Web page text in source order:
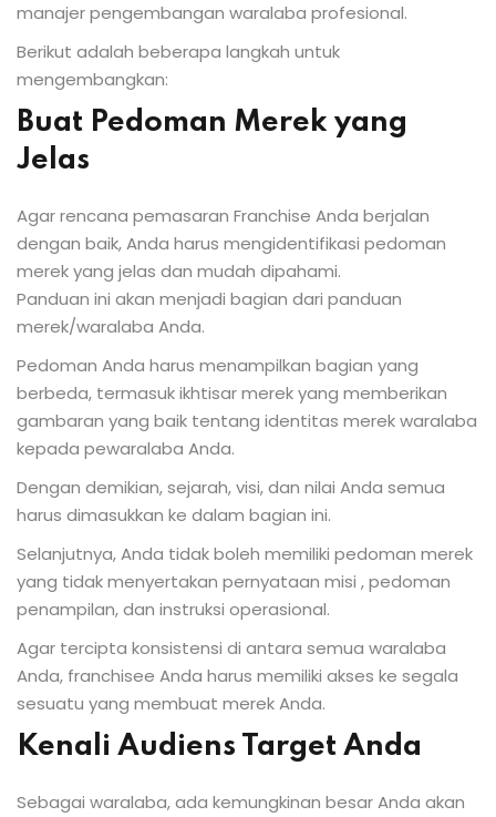
manajer pengembangan waralaba profesional.
Berikut adalah beberapa langkah untuk
mengembangkan:
Buat Pedoman Merek yang
Jelas
Agar rencana pemasaran Franchise Anda berjalan
dengan baik, Anda harus mengidentifikasi pedoman
merek yang jelas dan mudah dipahami.
Panduan ini akan menjadi bagian dari panduan
merek/waralaba Anda.
Pedoman Anda harus menampilkan bagian yang
berbeda, termasuk ikhtisar merek yang memberikan
gambaran yang baik tentang identitas merek waralaba
kepada pewaralaba Anda.
Dengan demikian, sejarah, visi, dan nilai Anda semua
harus dimasukkan ke dalam bagian ini.
Selanjutnya, Anda tidak boleh memiliki pedoman merek
yang tidak menyertakan pernyataan misi , pedoman
penampilan, dan instruksi operasional.
Agar tercipta konsistensi di antara semua waralaba
Anda, franchisee Anda harus memiliki akses ke segala
sesuatu yang membuat merek Anda.
Kenali Audiens Target Anda
Sebagai waralaba, ada kemungkinan besar Anda akan